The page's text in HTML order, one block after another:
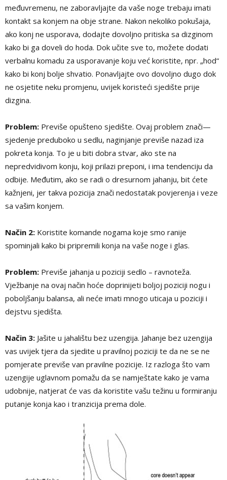
međuvremenu, ne zaboravljajte da vaše noge trebaju imati
kontakt sa konjem na obje strane. Nakon nekoliko pokušaja,
ako konj ne usporava, dodajte dovoljno pritiska sa dizginom
kako bi ga doveli do hoda. Dok učite sve to, možete dodati
verbalnu komadu za usporavanje koju već koristite, npr. „hod“
kako bi konj bolje shvatio. Ponavljajte ovo dovoljno dugo dok
ne osjetite neku promjenu, uvijek koristeći sjedište prije
dizgina.
Problem: Previše opušteno sjedište. Ovaj problem znači—
sjedenje preduboko u sedlu, naginjanje previše nazad iza
pokreta konja. To je u biti dobra stvar, ako ste na
nepredvidivom konju, koji prilazi preponi, i ima tendenciju da
odbije. Međutim, ako se radi o dresurnom jahanju, bit ćete
kažnjeni, jer takva pozicija znači nedostatak povjerenja i veze
sa vašim konjem.
Način 2: Koristite komande nogama koje smo ranije
spominjali kako bi pripremili konja na vaše noge i glas.
Problem: Previše jahanja u poziciji sedlo – ravnoteža.
Vježbanje na ovaj način hoće doprinijeti boljoj poziciji nogu i
poboljšanju balansa, ali neće imati mnogo uticaja u poziciji i
dejstvu sjedišta.
Način 3: Jašite u jahalištu bez uzengija. Jahanje bez uzengija
vas uvijek tjera da sjedite u pravilnoj poziciji te da ne se ne
pomjerate previše van pravilne pozicije. Iz razloga što vam
uzengije uglavnom pomažu da se namještate kako je vama
udobnije, natjerat će vas da koristite vašu težinu u formiranju
putanje konja kao i tranzicija prema dole.